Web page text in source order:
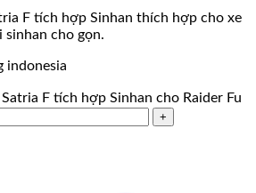
F tích hợp Sinhan thích hợp cho xe
sinhan cho gọn.
indonesia
F tích hợp Sinhan cho Raider Fu